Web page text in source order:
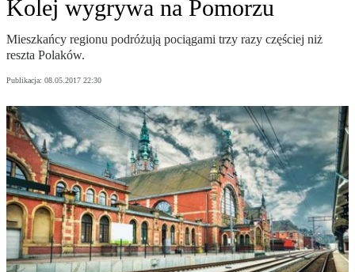
Kolej wygrywa na Pomorzu
Mieszkańcy regionu podróżują pociągami trzy razy częściej niż
reszta Polaków.
Publikacja: 08.05.2017 22:30